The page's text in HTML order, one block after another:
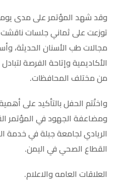
توزعت على ثماني جلسات
مجالات طب الأسنان الحديثة،
الأكاديمية وإتاحة الفرصة
من مختلف المحافظات.
واختُتم الحفل بالتأكيد على
ومضاعفة الجهود في المؤتمر
الريادي لجامعة جبلة في خدمة
القطاع الصحي في اليمن.
العلاقات العامه والاعلام.